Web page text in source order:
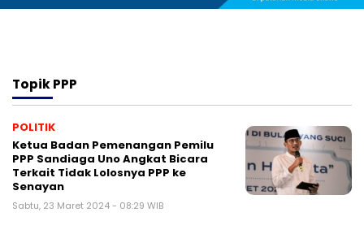
TopikPPP
POLITIK
Ketua Badan Pemenangan Pemilu
PPP Sandiaga Uno Angkat Bicara
Terkait Tidak Lolosnya PPP ke
Senayan
Sabtu, 23 Maret 2024 - 08:29 WIB